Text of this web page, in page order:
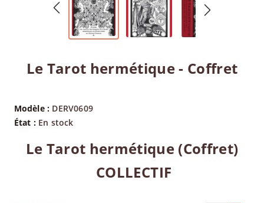
Le Tarot hermétique - Coffret
Modèle : DERV0609
État : En stock
Le Tarot hermétique (Coffret)
COLLECTIF